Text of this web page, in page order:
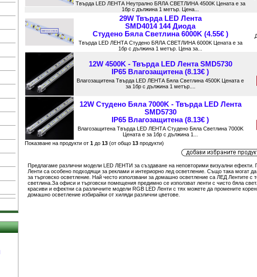
Твърда LED ЛЕНТА Неутрално БЯЛА СВЕТЛИНА 4500K Цената е за
1бр с дължина 1 метър. Цена...
29W Твърда LED Лента
SMD4014 144 Диода
Студено Бяла Светлина 6000K (4.55€ )
Твърда LED ЛЕНТА Студено БЯЛА СВЕТЛИНА 6000K Цената е за
1бр с дължина 1 метър. Цена за...
12W 4500K - Твърда LED Лента SMD5730
IP65 Влагозащитена (8.13€ )
Влагозащитена Твърда LED ЛЕНТА Бяла Светлина 4500K Цената е
за 1бр с дължина 1 метър....
12W Студено Бяла 7000K - Твърда LED Лента
SMD5730
IP65 Влагозащитена (8.13€ )
Влагозащитена Твърда LED ЛЕНТА Студено Бяла Светлина 7000K
Цената е за 1бр с дължина 1...
Показване на продукти от 1до 13(от общо 13продукти)
Предлагаме различни модели LED ЛЕНТИ за създаване на неповторими визуални ефекти.
Ленти са особено подходящи за реклами и интериорно лед осветление. Също така могат
за търговско осветление. Най често използвани за домашно осветление са ЛЕД Лентите с
светлина.За офиси и търговски помещения предимно се използват ленти с чисто бяла
красиви и ефектни са различните модели RGB LED Ленти с тях можете да промените
домашно осветление избирайки от хиляди различни цветове.